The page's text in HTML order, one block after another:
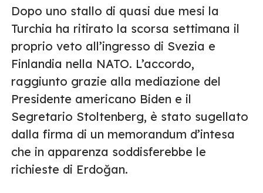
Dopo uno stallo di quasi due mesi la
Turchia ha ritirato la scorsa settimana il
proprio veto all’ingresso di Svezia e
Finlandia nella NATO. L’accordo,
raggiunto grazie alla mediazione del
Presidente americano Biden e il
Segretario Stoltenberg, è stato sugellato
dalla firma di un memorandum d’intesa
che in apparenza soddisferebbe le
richieste di Erdoğan.